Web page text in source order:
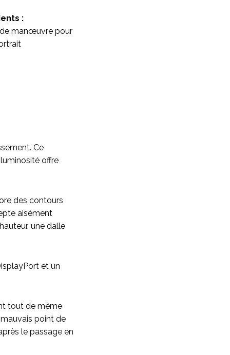
:
manœuvre pour
Ce
offre
des contours
aisément
une dalle
et un
tout de même
point de
le passage en